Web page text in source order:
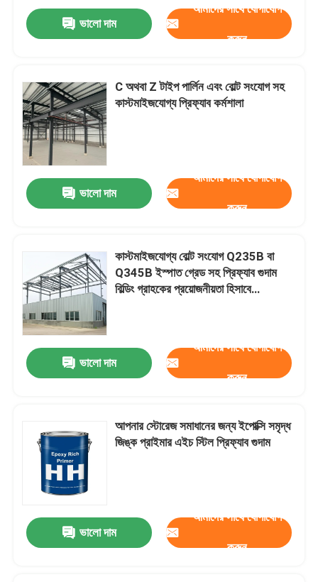
বাড়ি
আমাদের সম্বন্ধে
কারখানা পরিদর্শন
গুণমান নিয়ন্ত্রণ
খবর
মামলা
ভালো দাম
আমাদের সাথে যোগাযোগ
করুন
C অথবা Z টাইপ পার্লিন এবং বোল্ট সংযোগ সহ
কাস্টমাইজযোগ্য প্রিফ্যাব কর্মশালা
ভালো দাম
আমাদের সাথে যোগাযোগ
করুন
কাস্টমাইজযোগ্য বোল্ট সংযোগ Q235B বা
Q345B ইস্পাত গ্রেড সহ প্রিফ্যাব গুদাম
বিল্ডিং গ্রাহকের প্রয়োজনীয়তা হিসাবে
ভালো দাম
আমাদের সাথে যোগাযোগ
করুন
আপনার স্টোরেজ সমাধানের জন্য ইপোক্সি সমৃদ্ধ
জিঙ্ক প্রাইমার এইচ স্টিল প্রিফ্যাব গুদাম
ভালো দাম
আমাদের সাথে যোগাযোগ
করুন